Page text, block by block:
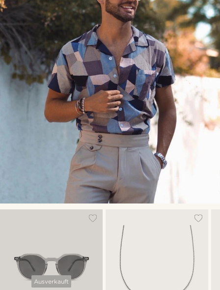
Ausverkauft